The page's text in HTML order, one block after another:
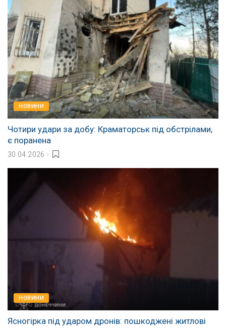
НОВИНИ
Чотири удари за добу: Краматорськ під обстрілами,
є поранена
30.04.2026
НОВИНИ
Ясногірка під ударом дронів: пошкоджені житлові